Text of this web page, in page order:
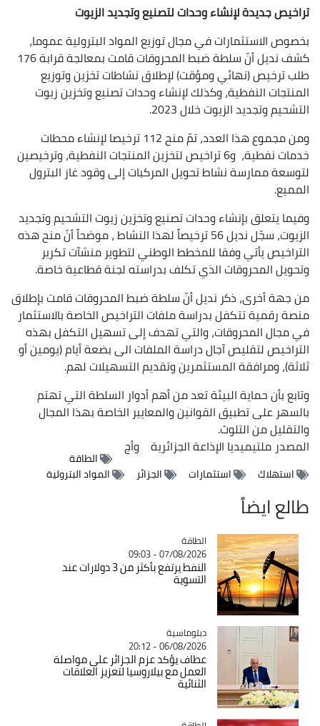
تراخيص جديدة لإنشاء وحدات لتصنيع وتجديد الزيوت
بخصوص الاستثمارات في مجال توزيع المواد البترولية عموما،
كشف نديل أنّ سلطة ضبط المحروقات قامت بمعالجة قرابة 176
طلب ترخيص (نهائي ومؤقت) لإطلاق نشاطات تخزين وتوزيع
المنتجات النفطية، وكذلك لإنشاء وحدات تصنيع وتخزين زيوت
التشحيم وتجديد الزيوت خلال 2023.
ومن مجموع هذا العدد، تمّ منح 112 ترخيصا لإنشاء محطات
خدمات نفطية، و6 تراخيص لتخزين المنتجات النفطية، وترخيصين
لتوسعة ممارسة نشاط تحويل المركبات إلى وقود غاز البترول
المميع.
وفيما يتعلق بإنشاء وحدات تصنيع وتخزين زيوت التشحيم وتجديد
الزيوت، سجّل نديل 56 ترخيصاً لهذا النشاط ، موضحاً أنّ منح هذه
التراخيص يأتي وفقا للمخطط الوطني لتطوير منشآت تكرير
وتحويل المحروقات الذي تكلف بدراسته لجنة قطاعية خاصة.
من جهة أخرى، ذكر نديل أنّ سلطة ضبط المحروقات قامت بإطلاق
منصة رقمية تتكفل بدراسة ملفات التراخيص الخاصة بالاستثمار
في مجال المحروقات، والتي تهدف إلى تسهيل التكفل بهذه
التراخيص لتقليص آجال دراسة الملفات الى بضعة أيام (يومين أو
ثلاثة)، ومرافقة المستثمرين وتقديم التسهيلات لهم.
وتابع بأن حماية البيئة تعد من أهم أدوار السلطة التي تهتم
بالسهر على تطبيق القوانين والمعايير الخاصة بهذا المجال
والتقليل من التلوث.
المصدرملتيميديا الإذاعة الجزائرية وأج
الطاقة
استهلاك
استثمارات الجزائر المواد البترولية
طالع ايضاً
Catégorie
الطاقة
07/08/2026 - 09:03
النفط يرتفع بأكثر من 3 دولارات عند
التسوية
Catégorie
دبلوماسية
06/08/2026 - 20:12
عطاف يؤكد عزم الجزائر على مواصلة
العمل مع بيلاروسيا لتعزيز العلاقات
الثنائية